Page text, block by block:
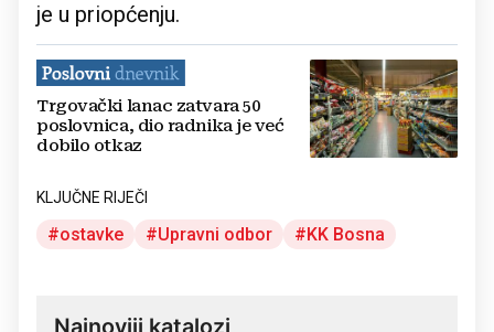
je u priopćenju.
Trgovački lanac zatvara 50
poslovnica, dio radnika je već
dobilo otkaz
KLJUČNE RIJEČI
ostavke Upravni odbor KK Bosna